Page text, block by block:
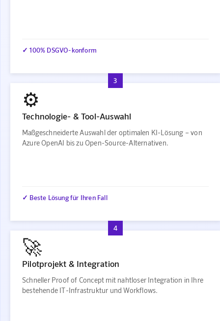
✓ 100% DSGVO-konform
3
⚙️
Technologie- & Tool-Auswahl
Maßgeschneiderte Auswahl der optimalen KI-Lösung – von
Azure OpenAI bis zu Open-Source-Alternativen.
✓ Beste Lösung für Ihren Fall
4
🚀
Pilotprojekt & Integration
Schneller Proof of Concept mit nahtloser Integration in Ihre
bestehende IT-Infrastruktur und Workflows.